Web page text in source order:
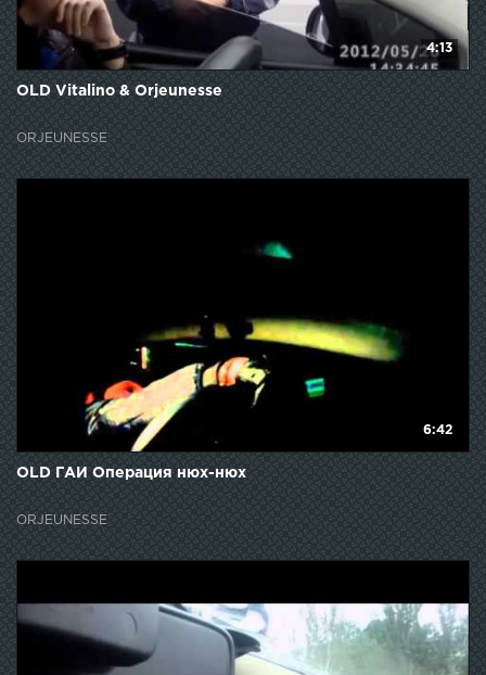
4:13
OLD Vitalino & Orjeunesse
ORJEUNESSE
6:42
OLD ГАИ Операция нюх-нюх
ORJEUNESSE